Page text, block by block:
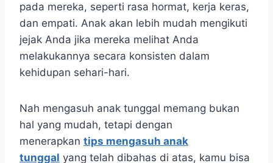
pada mereka, seperti rasa hormat, kerja keras,
dan empati. Anak akan lebih mudah mengikuti
jejak Anda jika mereka melihat Anda
melakukannya secara konsisten dalam
kehidupan sehari-hari.
Nah mengasuh anak tunggal memang bukan
hal yang mudah, tetapi dengan
menerapkan tips mengasuh anak
tunggal yang telah dibahas di atas, kamu bisa